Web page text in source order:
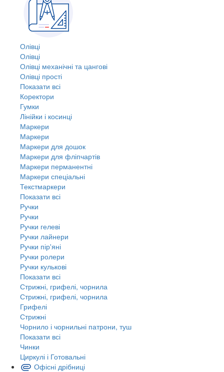
Олівці
Олівці
Олівці механічні та цангові
Олівці прості
Показати всі
Коректори
Гумки
Лінійки і косинці
Маркери
Маркери
Маркери для дошок
Маркери для фліпчартів
Маркери перманентні
Маркери спеціальні
Текстмаркери
Показати всі
Ручки
Ручки
Ручки гелеві
Ручки лайнери
Ручки пір'яні
Ручки ролери
Ручки кулькові
Показати всі
Стрижні, грифелі, чорнила
Стрижні, грифелі, чорнила
Грифелі
Стрижні
Чорнило і чорнильні патрони, туш
Показати всі
Чинки
Циркулі і Готовальні
Офісні дрібниці